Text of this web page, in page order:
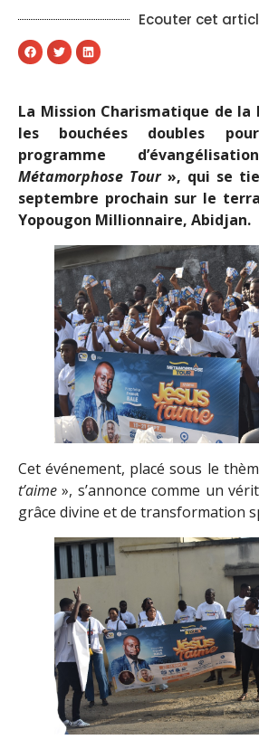
Ecouter cet
La Mission Charismatique de la
les bouchées doubles
programme
Métamorphose Tour », qui se
septembre prochain sur le
Yopougon Millionnaire, Abidjan.
Cet événement, placé sous le
t’aime », s’annonce comme un
grâce divine et de transformation